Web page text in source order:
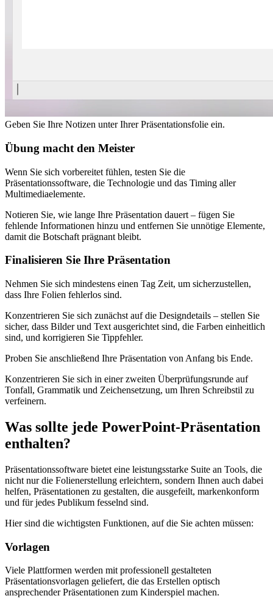
Geben Sie Ihre Notizen unter Ihrer Präsentationsfolie ein.
Übung macht den Meister
Wenn Sie sich vorbereitet fühlen, testen Sie die
Präsentationssoftware, die Technologie und das Timing aller
Multimediaelemente.
Notieren Sie, wie lange Ihre Präsentation dauert – fügen Sie
fehlende Informationen hinzu und entfernen Sie unnötige Elemente,
damit die Botschaft prägnant bleibt.
Finalisieren Sie Ihre Präsentation
Nehmen Sie sich mindestens einen Tag Zeit, um sicherzustellen,
dass Ihre Folien fehlerlos sind.
Konzentrieren Sie sich zunächst auf die Designdetails – stellen Sie
sicher, dass Bilder und Text ausgerichtet sind, die Farben einheitlich
sind, und korrigieren Sie Tippfehler.
Proben Sie anschließend Ihre Präsentation von Anfang bis Ende.
Konzentrieren Sie sich in einer zweiten Überprüfungsrunde auf
Tonfall, Grammatik und Zeichensetzung, um Ihren Schreibstil zu
verfeinern.
Was sollte jede PowerPoint-Präsentation
enthalten?
Präsentationssoftware bietet eine leistungsstarke Suite an Tools, die
nicht nur die Folienerstellung erleichtern, sondern Ihnen auch dabei
helfen, Präsentationen zu gestalten, die ausgefeilt, markenkonform
und für jedes Publikum fesselnd sind.
Hier sind die wichtigsten Funktionen, auf die Sie achten müssen:
Vorlagen
Viele Plattformen werden mit professionell gestalteten
Präsentationsvorlagen geliefert, die das Erstellen optisch
ansprechender Präsentationen zum Kinderspiel machen.